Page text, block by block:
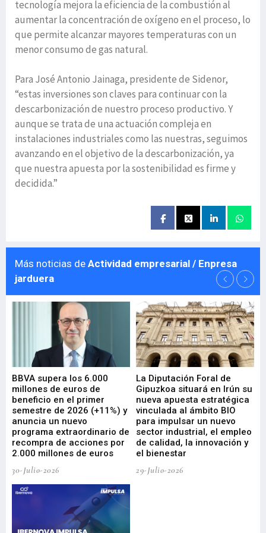
tecnología mejora la eficiencia de la combustión al
aumentar la concentración de oxígeno en el proceso, lo
que permite alcanzar mayores temperaturas con un
menor consumo de gas natural.
Para José Antonio Jainaga, presidente de Sidenor,
“estas inversiones son claves para continuar con la
descarbonización de nuestro proceso productivo. Y
aunque se trata de una actuación compleja en
instalaciones industriales como las nuestras, seguimos
avanzando en el objetivo de la descarbonización, ya
que nuestra apuesta por la sostenibilidad es firme y
decidida.”
Más noticias de Actividad empresarial / Enpresa
jarduera
BBVA supera los 6.000
millones de euros de
beneficio en el primer
semestre de 2026 (+11%) y
anuncia un nuevo
programa extraordinario de
recompra de acciones por
2.000 millones de euros
30-Julio-2026
La Diputación Foral de
Gipuzkoa situará en Irún su
nueva apuesta estratégica
vinculada al ámbito BIO
para impulsar un nuevo
sector industrial, el empleo
de calidad, la innovación y
el bienestar
29-Julio-2026